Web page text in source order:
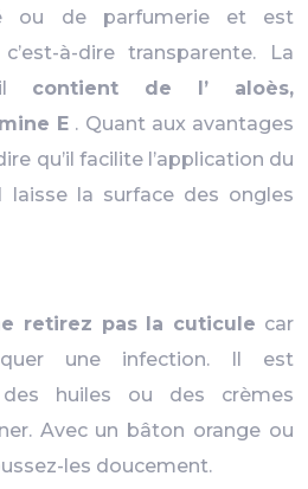
ou de parfumerie et est
à-dire transparente. La
contient de l’ aloès,
E . Quant aux avantages
qu’il facilite l’application du
la surface des ongles
retirez pas la cuticule car
une infection. Il est
des huiles ou des crèmes
Avec un bâton orange ou
les doucement.